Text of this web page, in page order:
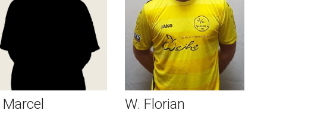
Marcel W. Florian